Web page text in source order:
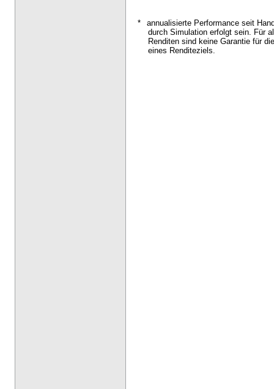
*
annualisierte Performance seit
durch Simulation erfolgt sein. Für
Renditen sind keine Garantie für
eines Renditeziels.